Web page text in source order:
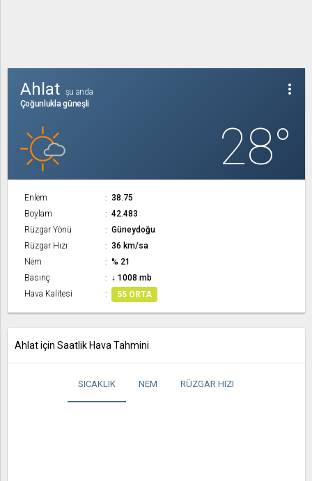
more_vert
Ahlat
şu anda
Çoğunlukla güneşli
28°
Enlem
38.75
Boylam
42.483
Rüzgar Yönü
Güneydoğu
Rüzgar Hızı
36 km/sa
Nem
% 21
Basınç
↓ 1008 mb
Hava Kalitesi
55 ORTA
Ahlat için Saatlik Hava Tahmini
SICAKLIK NEM RÜZGAR HIZI